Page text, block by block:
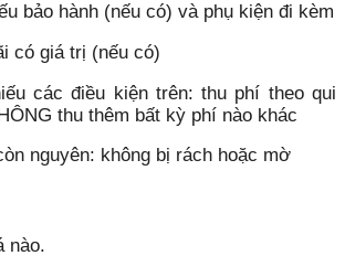
bảo hành (nếu có) và phụ kiện đi kèm
có giá trị (nếu có)
các điều kiện trên: thu phí theo qui
thu thêm bất kỳ phí nào khác
nguyên: không bị rách hoặc mờ
nào.